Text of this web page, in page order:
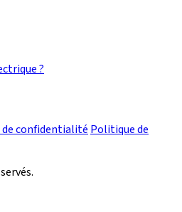
?
confidentialité Politique de